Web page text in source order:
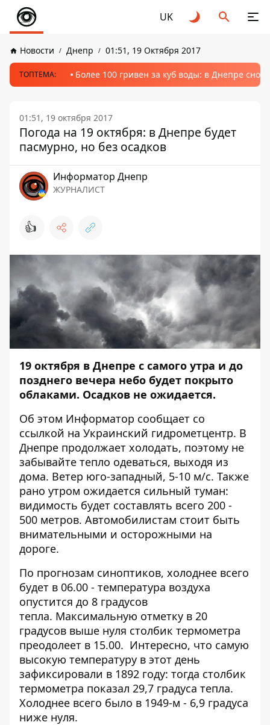
UK
Новости Днепр 01:51, 19 Октября 2017
ТОПТЕМА: Более 100 гривен за куб воды: в Днепре
01:51, 19 октября 2017
Погода на 19 октября: в Днепре будет
пасмурно, но без осадков
Информатор Днепр
ЖУРНАЛИСТ
👍
19 октября в Днепре с самого утра и до
позднего вечера небо будет покрыто
облаками. Осадков не ожидается.
Об этом Информатор сообщает со
ссылкой на Украинский гидрометцентр. В
Днепре продолжает холодать, поэтому не
забывайте тепло одеваться, выходя из
дома. Ветер юго-западный, 5-10 м/с. Также
рано утром ожидается сильный туман:
видимость будет составлять всего 200 -
500 метров. Автомобилистам стоит быть
внимательными и осторожными на
дороге.
По прогнозам синоптиков, холоднее всего
будет в 06.00 - температура воздуха
опустится до 8 градусов
тепла. Максимальную отметку в 20
градусов выше нуля столбик термометра
преодолеет в 15.00. Интересно, что самую
высокую температуру в этот день
зафиксировали в 1892 году: тогда столбик
термометра показал 29,7 градуса тепла.
Холоднее всего было в 1949-м - 6,9 градуса
ниже нуля.